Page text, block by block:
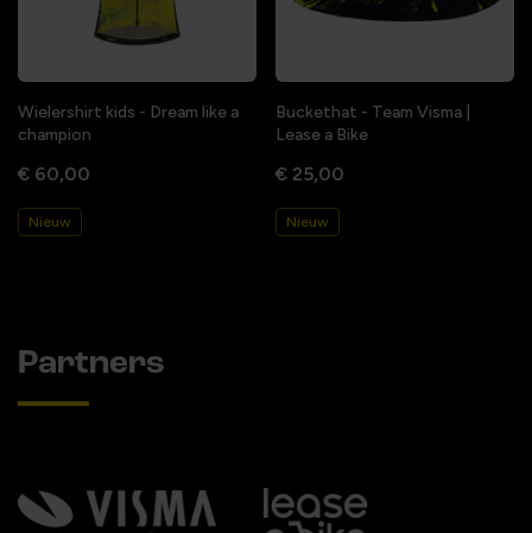
Wielershirt kids - Dream like a
champion
€ 60,00
Nieuw
Buckethat - Team Visma |
Lease a Bike
€ 25,00
Nieuw
Partners